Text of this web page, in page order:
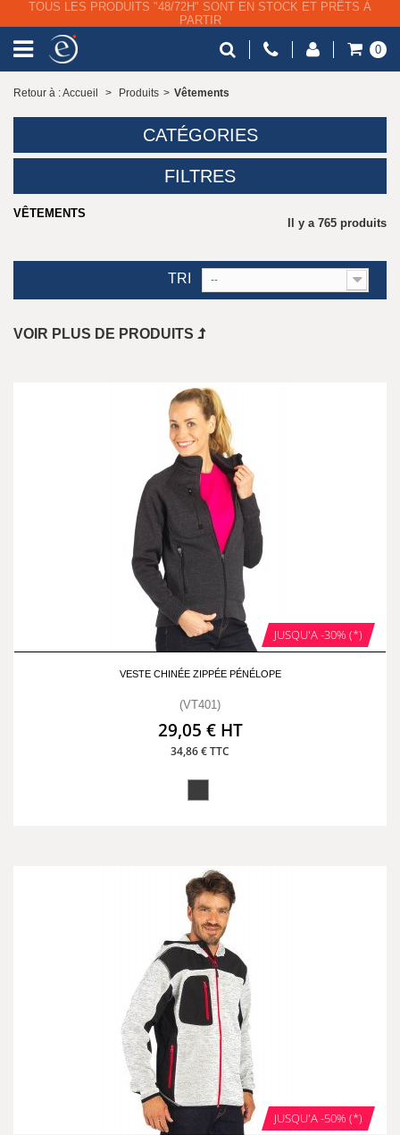
LIVRAISON GRATUITE À PARTIR DE 79€ HT
0
Retour à : Accueil > Produits > Vêtements
CATÉGORIES
FILTRES
VÊTEMENTS
Il y a 765 produits
TRI --
VOIR PLUS DE PRODUITS
JUSQU'A -30% (*)
VESTE CHINÉE ZIPPÉE PÉNÉLOPE
(VT401)
29,05 € HT
34,86 € TTC
JUSQU'A -50% (*)